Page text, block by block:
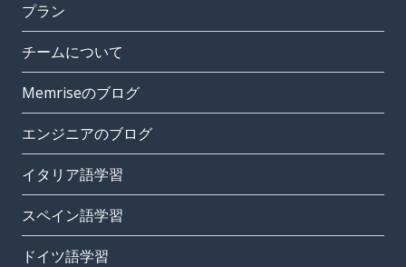
プラン
チームについて
Memriseのブログ
エンジニアのブログ
イタリア語学習
スペイン語学習
ドイツ語学習